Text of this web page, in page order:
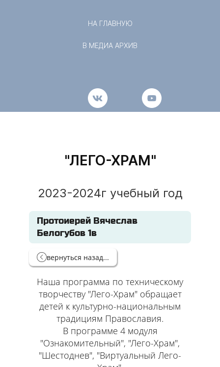
НА ГЛАВНУЮ
В МЕДИА АРХИВ
"ЛЕГО-ХРАМ"
2023-2024г учебный год
Протоиерей Вячеслав
Белогубов 1в
вернуться назад...
Наша программа по техническому
творчеству "Лего-Храм" обращает
детей к культурно-национальным
традициям Православия.
В программе 4 модуля
"Ознакомительный", "Лего-Храм",
"Шестоднев", "Виртуальный Лего-